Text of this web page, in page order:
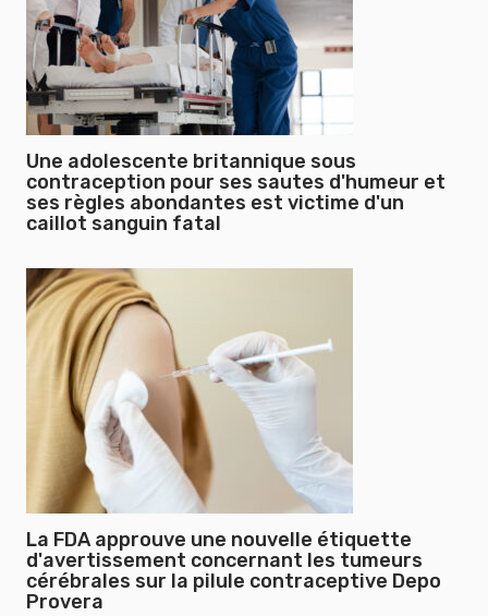
Une adolescente britannique sous
contraception pour ses sautes d'humeur et
ses règles abondantes est victime d'un
caillot sanguin fatal
La FDA approuve une nouvelle étiquette
d'avertissement concernant les tumeurs
cérébrales sur la pilule contraceptive Depo
Provera